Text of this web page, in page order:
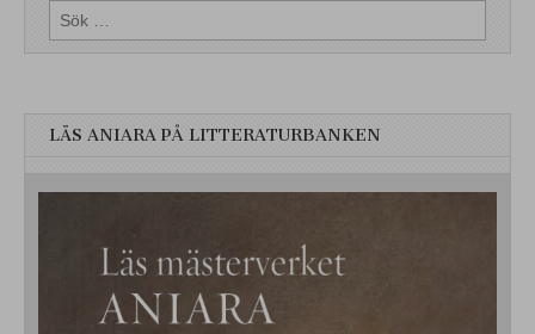
Sök
efter:
LÄS ANIARA PÅ LITTERATURBANKEN